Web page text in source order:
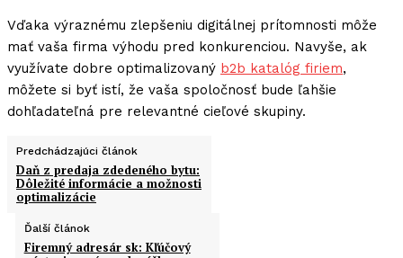
Vďaka výraznému zlepšeniu digitálnej prítomnosti môže
mať vaša firma výhodu pred konkurenciou. Navyše, ak
využívate dobre optimalizovaný b2b katalóg firiem,
môžete si byť istí, že vaša spoločnosť bude ľahšie
dohľadateľná pre relevantné cieľové skupiny.
Predchádzajúci článok
Daň z predaja zdedeného bytu:
Dôležité informácie a možnosti
optimalizácie
Ďalší článok
Firemný adresár sk: Kľúčový